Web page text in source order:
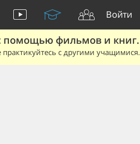
Войти
помощью фильмов и книг.
с другими учащимися.